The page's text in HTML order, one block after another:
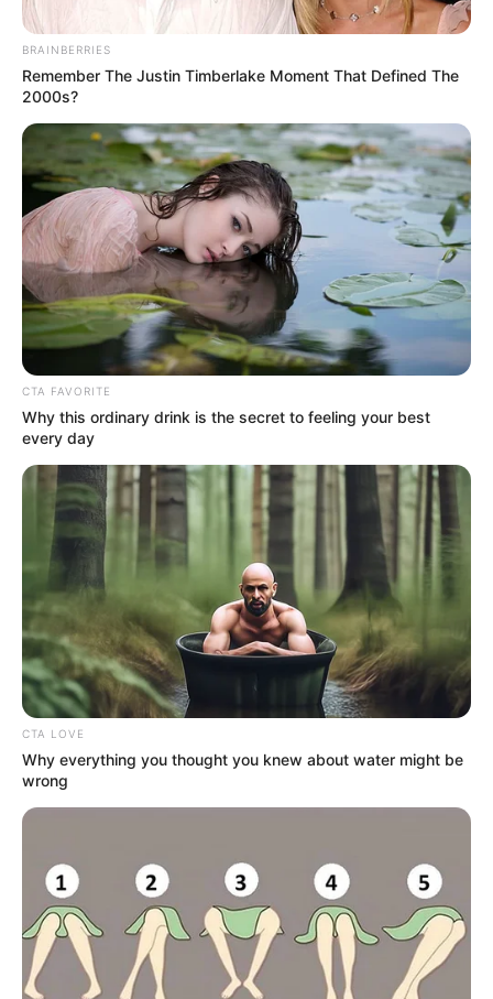
Alcaldía de Bucaramanga
Por:Laura Perilla Ramírez
Septiembre 22, 2022
COMPARTIR
UNIRSE AL CANAL DE WHATSAPP
Tras estar en el 2020 en la posición 17 entre 42 territorios,
Bucaramanga logró ocupar este año el tercer lugar en el
ranking de Ciudades y Territorios Inteligentes
de
Ministerio de las TIC.
El alcalde de la capital santandereana, Juan Carlos
Cárdenas,indicó que esto es un reconocimiento histórico
para la ciudad.
“Esto es una buena noticia para la ciudad porque nos
ayudará a reducir la tasa de desempleo de Bucaramanga,
y además tendremos una ciudad más conectada.
la pandemia vivimos lo importante de la accesibilidad y
BRAINBERRIES
Remember The Justin Timberlake Moment That Defined The
2000s?
CTA FAVORITE
Why this ordinary drink is the secret to feeling your best
every day
CTA LOVE
Why everything you thought you knew about water might be
wrong